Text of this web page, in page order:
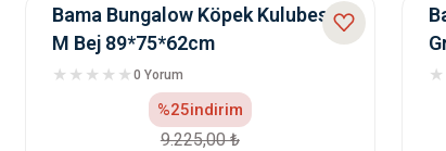
Bama Bungalow Köpek Kulubesi
M Bej 89*75*62cm
0 Yorum
%25indirim
9.225,00 ₺